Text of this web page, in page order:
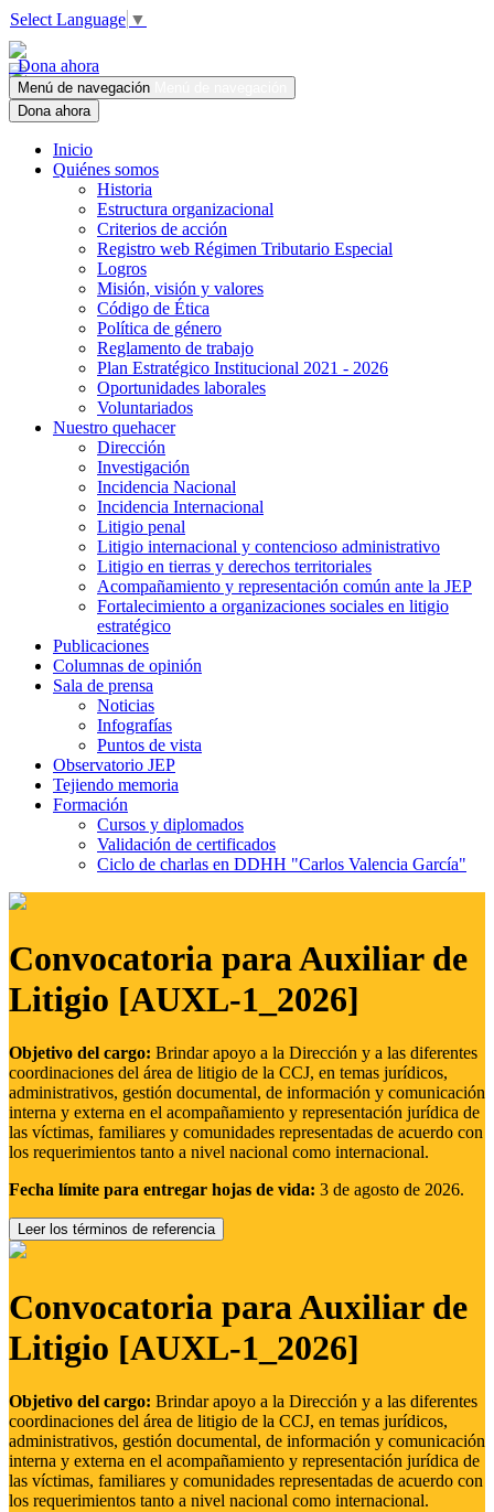
Select Language ▼
Dona ahora
Menú de navegación
Dona ahora
Inicio
Quiénes somos
Historia
Estructura organizacional
Criterios de acción
Registro web Régimen Tributario Especial
Logros
Misión, visión y valores
Código de Ética
Política de género
Reglamento de trabajo
Plan Estratégico Institucional 2021 - 2026
Oportunidades laborales
Voluntariados
Nuestro quehacer
Dirección
Investigación
Incidencia Nacional
Incidencia Internacional
Litigio penal
Litigio internacional y contencioso administrativo
Litigio en tierras y derechos territoriales
Acompañamiento y representación común ante la JEP
Fortalecimiento a organizaciones sociales en litigio
estratégico
Publicaciones
Columnas de opinión
Sala de prensa
Noticias
Infografías
Puntos de vista
Observatorio JEP
Tejiendo memoria
Formación
Cursos y diplomados
Validación de certificados
Ciclo de charlas en DDHH "Carlos Valencia García"
Convocatoria para Auxiliar de
Litigio [AUXL-1_2026]
Objetivo del cargo: Brindar apoyo a la Dirección y a las diferentes
coordinaciones del área de litigio de la CCJ, en temas jurídicos,
administrativos, gestión documental, de información y comunicación
interna y externa en el acompañamiento y representación jurídica de
las víctimas, familiares y comunidades representadas de acuerdo con
los requerimientos tanto a nivel nacional como internacional.
Fecha límite para entregar hojas de vida: 3 de agosto de 2026.
Leer los términos de referencia
Convocatoria para Auxiliar de
Litigio [AUXL-1_2026]
Objetivo del cargo: Brindar apoyo a la Dirección y a las diferentes
coordinaciones del área de litigio de la CCJ, en temas jurídicos,
administrativos, gestión documental, de información y comunicación
interna y externa en el acompañamiento y representación jurídica de
las víctimas, familiares y comunidades representadas de acuerdo con
los requerimientos tanto a nivel nacional como internacional.